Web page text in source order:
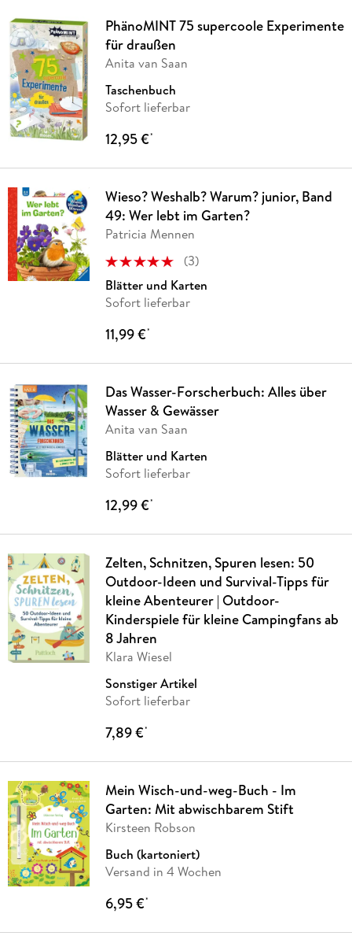
PhänoMINT 75 supercoole Experimente
für draußen
Anita van Saan
Taschenbuch
Sofort lieferbar
12,95 €*
Wieso? Weshalb? Warum? junior, Band
49: Wer lebt im Garten?
Patricia Mennen
(3)
Blätter und Karten
Sofort lieferbar
11,99 €*
Das Wasser-Forscherbuch: Alles über
Wasser & Gewässer
Anita van Saan
Blätter und Karten
Sofort lieferbar
12,99 €*
Zelten, Schnitzen, Spuren lesen: 50
Outdoor-Ideen und Survival-Tipps für
kleine Abenteurer | Outdoor-
Kinderspiele für kleine Campingfans ab
8 Jahren
Klara Wiesel
Sonstiger Artikel
Sofort lieferbar
7,89 €*
Mein Wisch-und-weg-Buch - Im
Garten: Mit abwischbarem Stift
Kirsteen Robson
Buch (kartoniert)
Versand in 4 Wochen
6,95 €*